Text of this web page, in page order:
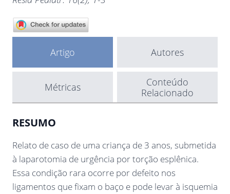
Artigo Autores
Métricas
Conteúdo
Relacionado
RESUMO
Relato de caso de uma criança de 3 anos, submetida
à laparotomia de urgência por torção esplênica.
Essa condição rara ocorre por defeito nos
ligamentos que fixam o baço e pode levar à isquemia